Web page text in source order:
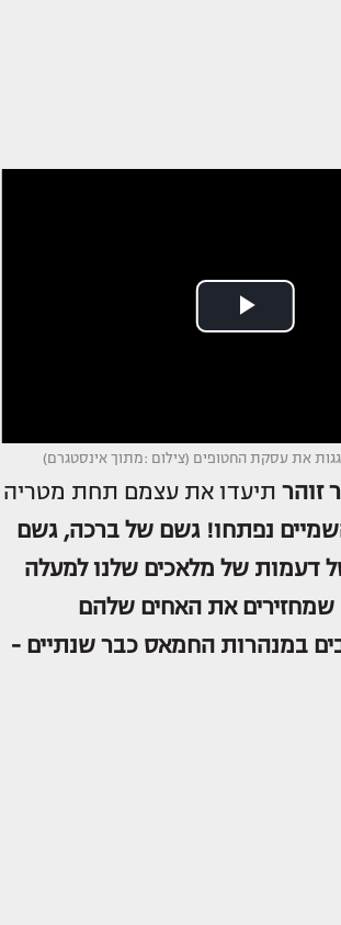
את עסקת החטופים (צילום :מתוך אינסטגרם)
זוהר תיעדו את עצמם תחת מטריה
נפתחו! גשם של ברכה, גשם
דעמות של מלאכים שלנו למעלה
את האחים שלהם
במנהרות החמאס כבר שנתיים -